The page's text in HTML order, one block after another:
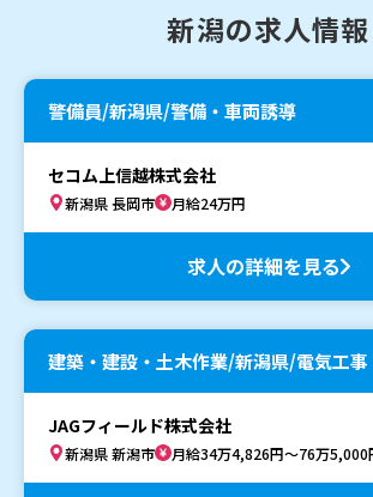
新潟の求人情報
警備員/新潟県/警備・車両誘導
セコム上信越株式会社
新潟県 長岡市 月給24万円
求人の詳細を見る
建築・建設・土木作業/新潟県/電気工
JAGフィールド株式会社
新潟県 新潟市 月給34万4,826円～76万5,000